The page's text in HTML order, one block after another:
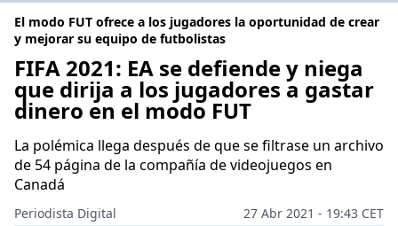
El modo FUT ofrece a los jugadores la oportunidad de crear
y mejorar su equipo de futbolistas
FIFA 2021: EA se defiende y niega
que dirija a los jugadores a gastar
dinero en el modo FUT
La polémica llega después de que se filtrase un archivo
de 54 página de la compañía de videojuegos en
Canadá
Periodista Digital
27 Abr 2021 - 19:43 CET